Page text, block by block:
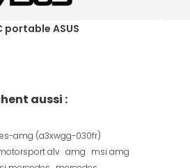
portable ASUS
aussi :
amg (a3xwgg-030fr)
a1v amg msi amg